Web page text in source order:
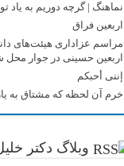
نماهنگ |‌ گرچه دوریم به یاد
اربعین فراق
مراسم عزاداری هیئت‌های
اربعین حسینی در جوار محل
إننی أحبکم
خرم آن لحظه که مشتاق به
وبلاگ دکتر